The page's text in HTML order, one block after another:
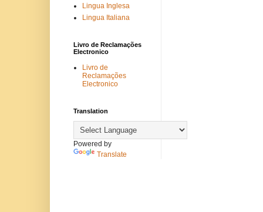
Lingua Inglesa
Lingua Italiana
Livro de Reclamações
Electronico
Livro de
Reclamações
Electronico
Translation
Powered by
Translate